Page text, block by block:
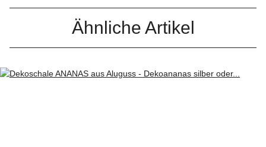
Ähnliche Artikel